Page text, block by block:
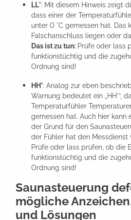
LL°: Mit diesem Hinweis zeigt
dass einer der
unter 0 °C gemessen hat. Das
Falschanschluss liegen oder
Das ist zu tun: Prüfe oder lass
funktionstüchtig und die
Ordnung sind!
HH°: Analog zur eben
Warnung bedeutet ein „HH°“,
Temperaturfühler
gemessen hat. Auch hier kann
der Grund für den
der Fühler hat den Messdienst
Prüfe oder lass prüfen, ob die
funktionstüchtig und die
Ordnung sind!
Saunasteuerung
mögliche
und Lösungen